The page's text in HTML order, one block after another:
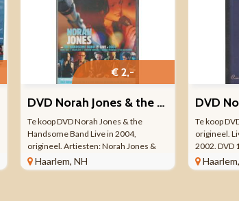
€ 2,-
DVD Norah Jones & the Handsome Band Live in 2004
Te koop DVD Norah Jones & the
Handsome Band Live in 2004,
origineel. Artiesten: Norah Jones &
the handsome band & Special Guests.
DVD 1 stuk(s) Tracklisting: 1 What Am I
Haarlem, NH
DVD
Te koop
origineel.
2002. DVD
Tracks:
Nightingale